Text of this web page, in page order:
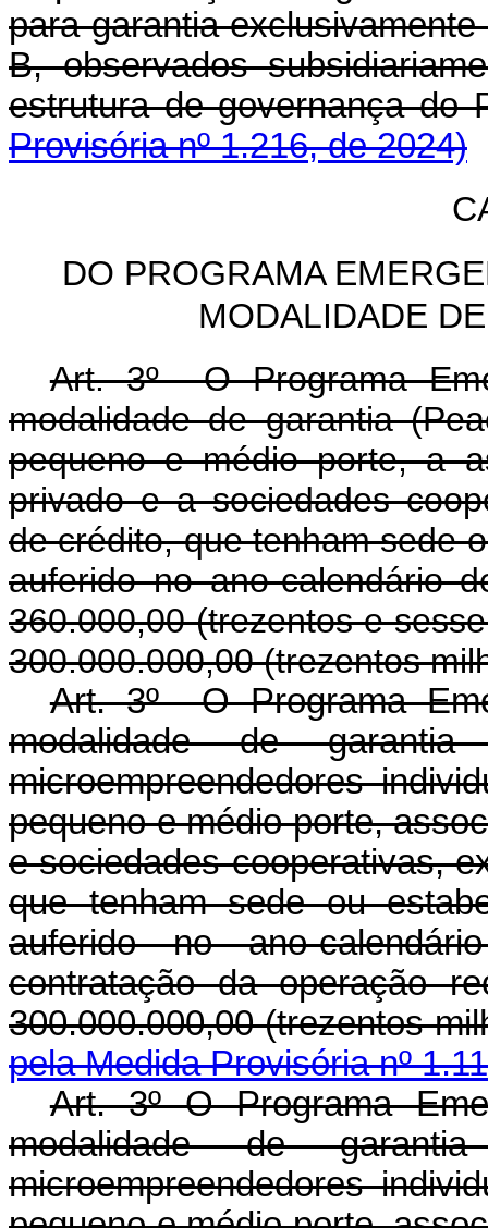
para garantia
B, observados
estrutura de governança
Provisória nº 1.216, de 2024)
DO PROGRAMA
MODALIDADE
Art. 3º O Programa
modalidade de garantia
pequeno e médio porte, a
privado e a sociedades
de crédito, que tenham sede
auferido no ano-calendário
360.000,00 (trezentos e
300.000.000,00 (trezentos
Art. 3º O Programa
modalidade de
microempreendedores
pequeno e médio porte,
e sociedades cooperativas,
que tenham sede ou
auferido no ano-
contratação da operação
300.000.000,00
pela Medida Provisória nº
Art. 3º O Programa
modalidade de
microempreendedores